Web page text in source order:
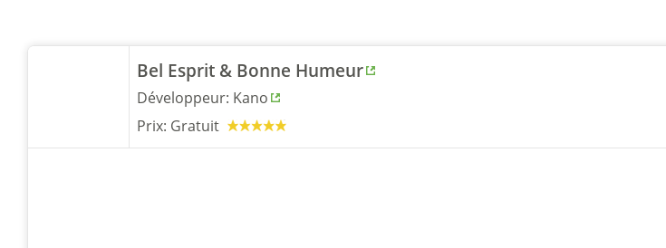
Bel Esprit & Bonne Humeur
Développeur: Kano
Prix: Gratuit